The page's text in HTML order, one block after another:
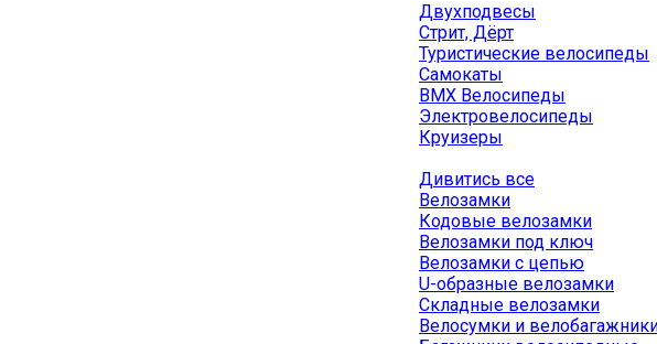
Двухподвесы
Стрит, Дёрт
Туристические велосипеды
Самокаты
BMX Велосипеды
Электровелосипеды
Круизеры
Дивитись все
Велозамки
Кодовые велозамки
Велозамки под ключ
Велозамки с цепью
U-образные велозамки
Складные велозамки
Велосумки и